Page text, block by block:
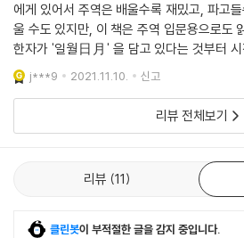
《역경》은 《시경》, 《서경》, 《예경》, 《악경
하나로 중국 전통문화의 시조로서 그 세계관
현대 인류에게도 큰 영향을 끼치고 있다. 《역
의 표층에 얽매이지 않고 사물의 참 모습을
역대 사상가들 가운데 아마 주역을 연구하지
이 주역의 대가들이었다. 그들은 주역에 나
십사괘 등의 내용을 음미하면서 자신의 자연
에게 있어서 주역은 배울수록 재밌고, 파고들수
울 수도 있지만, 이 책은 주역 입문용으로도 읽을 수 있
한자가 '일월日月' 을 담고 있다는 것부터
다루는 책이다. 정독하려면 시간은 좀 걸릴
j***9 2021.11.10. 신고
리뷰 전체보기
리뷰 11
클린봇이 부적절한 글을 감지 중입니다.